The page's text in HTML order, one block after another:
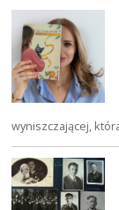
wyniszczającej,